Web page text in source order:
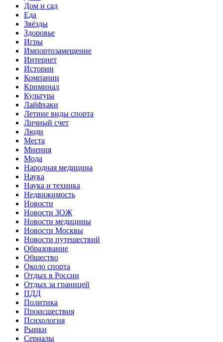
Дом и сад
Еда
Звёзды
Здоровье
Игры
Импортозамещение
Интернет
Истории
Компании
Криминал
Культура
Лайфхаки
Летние виды спорта
Личный счет
Люди
Места
Мнения
Мода
Народная медицина
Наука
Наука и техника
Недвижимость
Новости
Новости ЗОЖ
Новости медицины
Новости Москвы
Новости путешествий
Образование
Общество
Около спорта
Отдых в России
Отдых за границей
ПДД
Политика
Происшествия
Психология
Рынки
Сериалы